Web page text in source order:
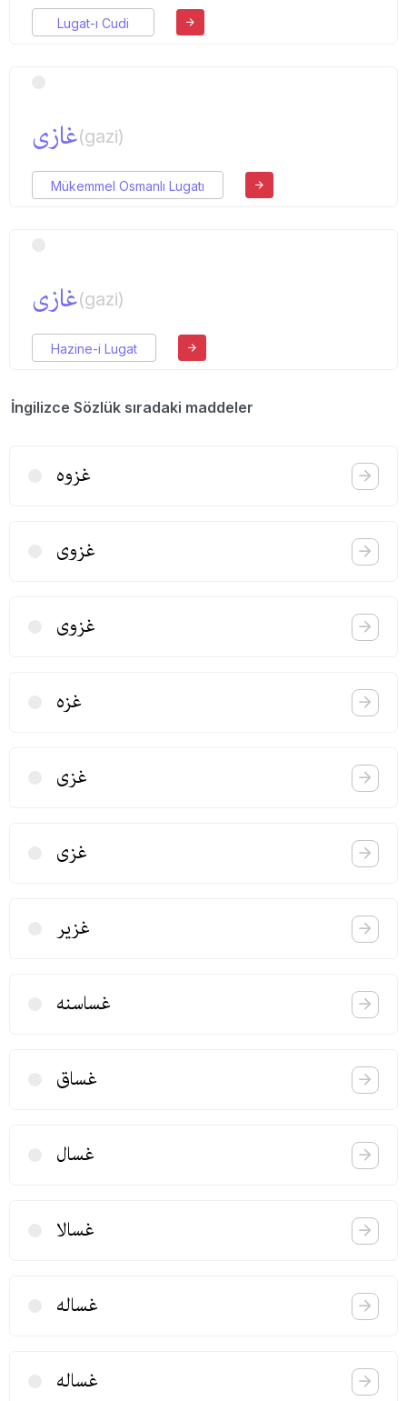
Lugat-ı Cudi
غازی(gazi)
Mükemmel Osmanlı Lugatı
غازی(gazi)
Hazine-i Lugat
İngilizce Sözlük sıradaki maddeler
غزوه
غزوی
غزوی
غزه
غزی
غزی
غزیر
غساسنه
غساق
غسال
غسالا
غساله
غساله